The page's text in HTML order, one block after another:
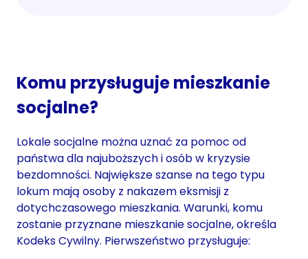
Komu przysługuje mieszkanie
socjalne?
Lokale socjalne można uznać za pomoc od
państwa dla najuboższych i osób w kryzysie
bezdomności. Największe szanse na tego typu
lokum mają osoby z nakazem eksmisji z
dotychczasowego mieszkania. Warunki, komu
zostanie przyznane mieszkanie socjalne, określa
Kodeks Cywilny. Pierwszeństwo przysługuje: